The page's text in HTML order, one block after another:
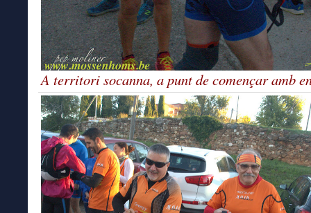
A territori socanna, a punt de començar amb